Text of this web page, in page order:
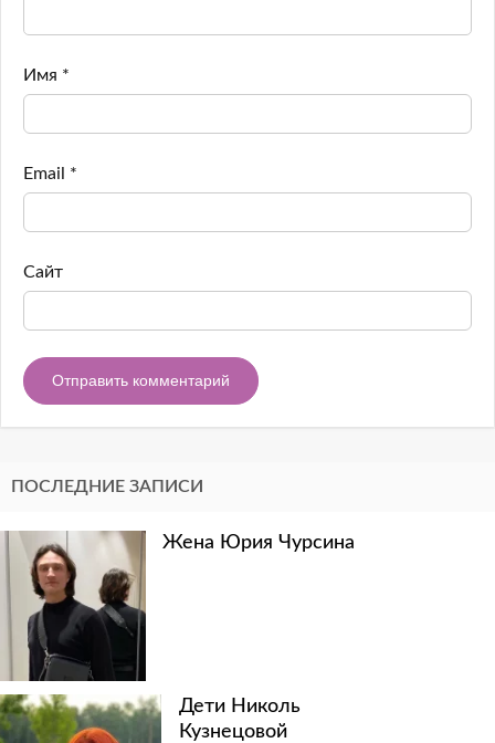
Имя *
Email *
Сайт
ПОСЛЕДНИЕ ЗАПИСИ
Жена Юрия Чурсина
Дети Николь
Кузнецовой